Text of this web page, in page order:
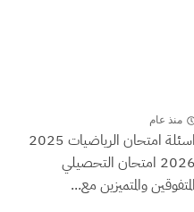
منذ عام
اسئلة امتحان الرياضيات 2025
2026 امتحان التحصيلي
المتفوقين والمتميزين مع...